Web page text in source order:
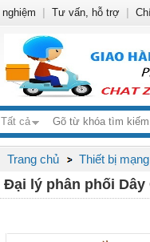
Tất cả
Trang chủ Thiết bị mạng
Đại lý phân phối Dây
nghiệm Tư vấn, hỗ trợ